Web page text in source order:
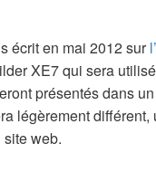
écrit en mai 2012 sur
XE7 qui sera
présentés dans
légèrement différent,
site web.